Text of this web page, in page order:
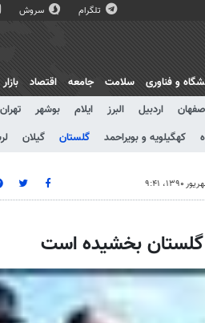
تلگرام سروش
و فناوری سلامت جامعه اقتصاد بازار
اردبیل البرز ایلام بوشهر تهران
کهگیلویه و بویراحمد گلستان گیلان
گلستان بخشیده است